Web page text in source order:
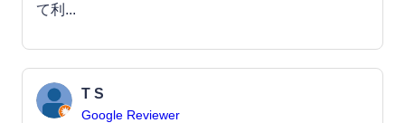
て利...
T S
Google Reviewer